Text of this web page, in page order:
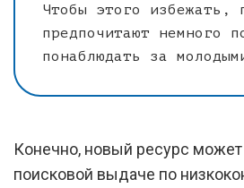
Чтобы этого избежать,
предпочитают немного
понаблюдать за
Конечно, новый ресурс может
поисковой выдаче по